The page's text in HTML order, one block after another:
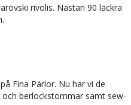
rivolis. Nästan 90 läckra
Fina Pärlor. Nu har vi de
berlockstommar samt sew-